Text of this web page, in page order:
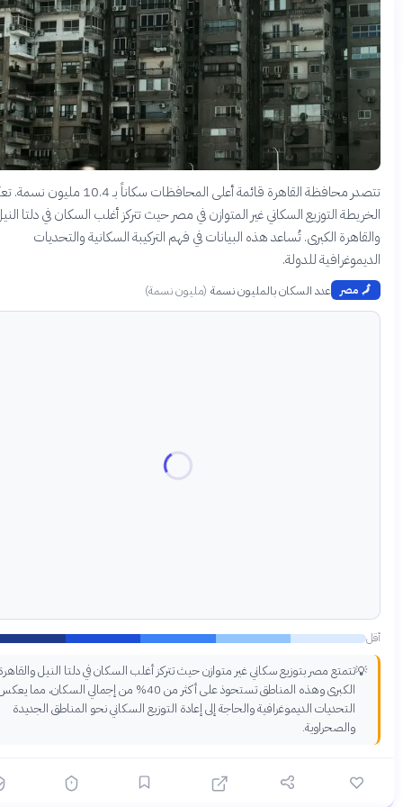
تتصدر محافظة القاهرة قائمة أعلى المحافظات سكاناً بـ 10.4 مليون نسمة. تعكس
التوزيع السكاني غير المتوازن في مصر حيث تتركز أغلب السكان في دلتا النيل
الكبرى. تُساعد هذه البيانات في فهم التركيبة السكانية والتحديات
للدولة.
مصر عدد السكان بالمليون نسمة (مليون نسمة)
أكثر
تتمتع مصر بتوزيع سكاني غير متوازن حيث تتركز أغلب السكان في دلتا النيل والقاهرة
الكبرى وهذه المناطق تستحوذ على أكثر من 40% من إجمالي السكان، مما يعكس
التحديات الديموغرافية والحاجة إلى إعادة التوزيع السكاني نحو المناطق الجديدة
والصحراوية.